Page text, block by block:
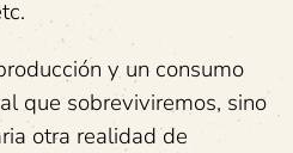
y un consumo
que sobreviviremos, sino
otra realidad de